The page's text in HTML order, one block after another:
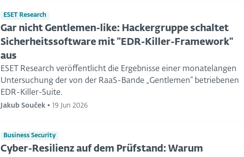
ESET Research
Gar nicht Gentlemen-like: Hackergruppe schaltet
Sicherheitssoftware mit "EDR-Killer-Framework"
aus
ESET Research veröffentlicht die Ergebnisse einer monatelangen
Untersuchung der von der RaaS-Bande „Gentlemen“ betriebenen
EDR-Killer-Suite.
Jakub Souček• 19 Jun 2026
Business Security
Cyber-Resilienz auf dem Prüfstand: Warum